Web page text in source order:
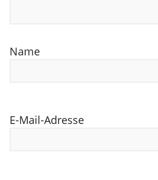
Name
E-Mail-Adresse